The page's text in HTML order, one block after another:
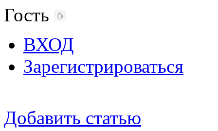
Гость
ВХОД
Зарегистрироваться
Добавить статью